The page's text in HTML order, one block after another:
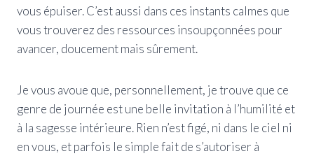
vous épuiser. C’est aussi dans ces instants calmes que
vous trouverez des ressources insoupçonnées pour
avancer, doucement mais sûrement.
Je vous avoue que, personnellement, je trouve que ce
genre de journée est une belle invitation à l’humilité et
à la sagesse intérieure. Rien n’est figé, ni dans le ciel ni
en vous, et parfois le simple fait de s’autoriser à